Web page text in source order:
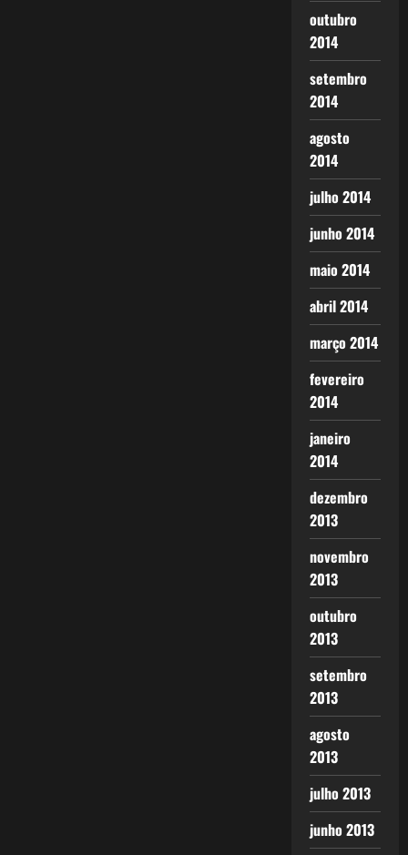
outubro
2014
setembro
2014
agosto
2014
julho 2014
junho 2014
maio 2014
abril 2014
março 2014
fevereiro
2014
janeiro
2014
dezembro
2013
novembro
2013
outubro
2013
setembro
2013
agosto
2013
julho 2013
junho 2013